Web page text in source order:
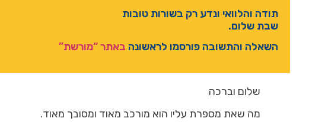
תודה והלוואי ונדע רק בשורות טובות
שבת שלום.
השאלה והתשובה פורסמו לראשונה באתר “מורשת”
שלום וברכה
מה שאת מספרת עליו הוא מורכב מאוד ומסובך מאוד.